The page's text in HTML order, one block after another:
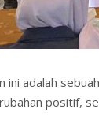
ini adalah
positif,